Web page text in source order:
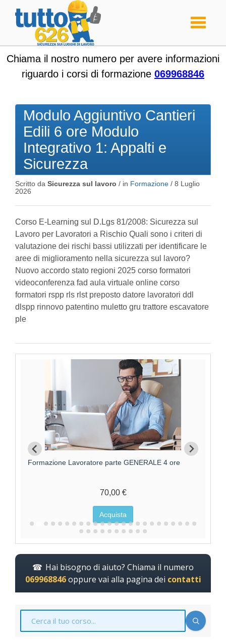
Toggle
Chiama il nostro numero per avere informazioni
riguardo i corsi di formazione 069968846
Modulo Aggiuntivo Cantieri
Edili 6 ore Modulo
Integrativo 1: Appalti e
Sicurezza
Scritto da Sicurezza sul lavoro / in Formazione / 8 Luglio
2026
Corso E-Learning sul D.Lgs 81/2008: Sicurezza sul
Lavoro per Lavoratori a Rischio Quali sono i criteri di
valutazione dei rischi bassi utilizzati per identificare le
aree di miglioramento nella sicurezza sul lavoro?
Nuovo accordo stato regioni 2025 corso formatori
videoconferenza fad aula virtuale online corso
formatori rspp rls rlst preposto datore lavoratori ddl
dlspp rinnovo patentino muletto gru trattore escavatore
ple
Formazione Lavoratore parte GENERALE 4 ore
70,00 €
Acquista
Hai bisogno di aiuto? Chiama il numero
069968846oppure vai alla pagina dei contatti